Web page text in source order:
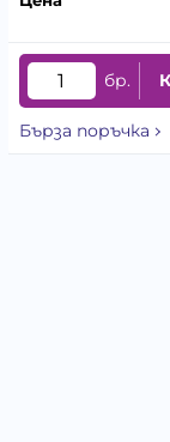
бр.
Бърза поръчка